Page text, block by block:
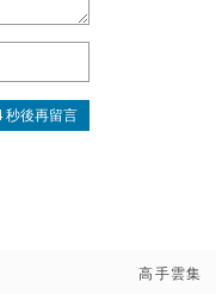
高手雲集